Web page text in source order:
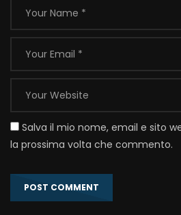
Salva il mio nome, email e sito
la prossima volta che commento.